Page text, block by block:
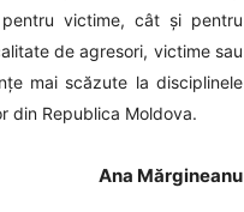
victime, cât și pentru
de agresori, victime sau
mai scăzute la disciplinele
din Republica Moldova.
Ana Mărgineanu